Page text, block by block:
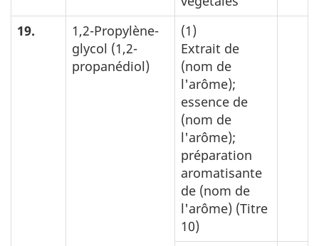
19.
1,2-Propylène-
glycol (1,2-
propanédiol)
(1)
Extrait de
(nom de
l'arôme);
essence de
(nom de
l'arôme);
préparation
aromatisante
de (nom de
l'arôme) (Titre
10)